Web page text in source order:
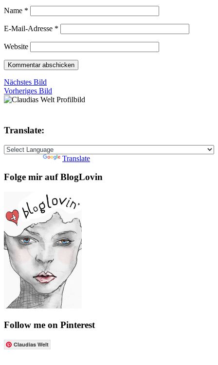
Name *
E-Mail-Adresse *
Website
Nächstes Bild
Vorheriges Bild
Translate:
Translate
Folge mir auf BlogLovin
Follow me on Pinterest
Claudias Welt